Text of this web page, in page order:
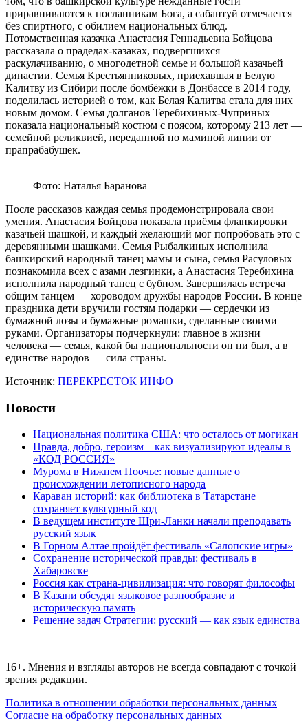
приравниваются к посланникам Бога, а сабантуй отмечается
без спиртного, с обилием национальных блюд.
Потомственная казачка Анастасия Геннадьевна Бойцова
рассказала о прадедах-казаках, подвергшихся
раскулачиванию, о многодетной семье и большой казачьей
династии. Семья Крестьянниковых, приехавшая в Белую
Калитву из Сибири после бомбёжки в Донбассе в 2014 году,
поделилась историей о том, как Белая Калитва стала для них
новым домом. Семья долганов Теребихиных-Чуприных
показала национальный костюм с поясом, которому 213 лет —
семейной реликвией, переданной по маминой линии от
прапрабабушек.
Фото: Наталья Баранова
После рассказов каждая семья продемонстрировала свои
умения. Анастасия Бойцова показала приёмы фланкировки
казачьей шашкой, и каждый желающий мог попробовать это с
деревянными шашками. Семья Рыбалкиных исполнила
башкирский народный танец мамы и сына, семья Расуловых
познакомила всех с азами лезгинки, а Анастасия Теребихина
исполнила народный танец с бубном. Завершилась встреча
общим танцем — хороводом дружбы народов России. В конце
праздника дети вручили гостям подарки — сердечки из
бумажной лозы и бумажные ромашки, сделанные своими
руками. Организаторы подчеркнули: главное в жизни
человека — семья, какой бы национальности он ни был, а в
единстве народов — сила страны.
Источник: ПЕРЕКРЕСТОК ИНФО
Новости
Национальная политика США: что осталось от могикан
Правда, добро, героизм – как визуализируют идеалы в
«КОД РОССИЯ»
Мурома в Нижнем Поочье: новые данные о
происхождении летописного народа
Караван историй: как библиотека в Татарстане
сохраняет культурный код
В ведущем институте Шри-Ланки начали преподавать
русский язык
В Горном Алтае пройдёт фестиваль «Салопские игры»
Сохранение исторической правды: фестиваль в
Хабаровске
Россия как страна-цивилизация: что говорят философы
В Казани обсудят языковое разнообразие и
историческую память
Решение задач Стратегии: русский — как язык единства
16+. Мнения и взгляды авторов не всегда совпадают с точкой
зрения редакции.
Политика в отношении обработки персональных данных
Согласие на обработку персональных данных